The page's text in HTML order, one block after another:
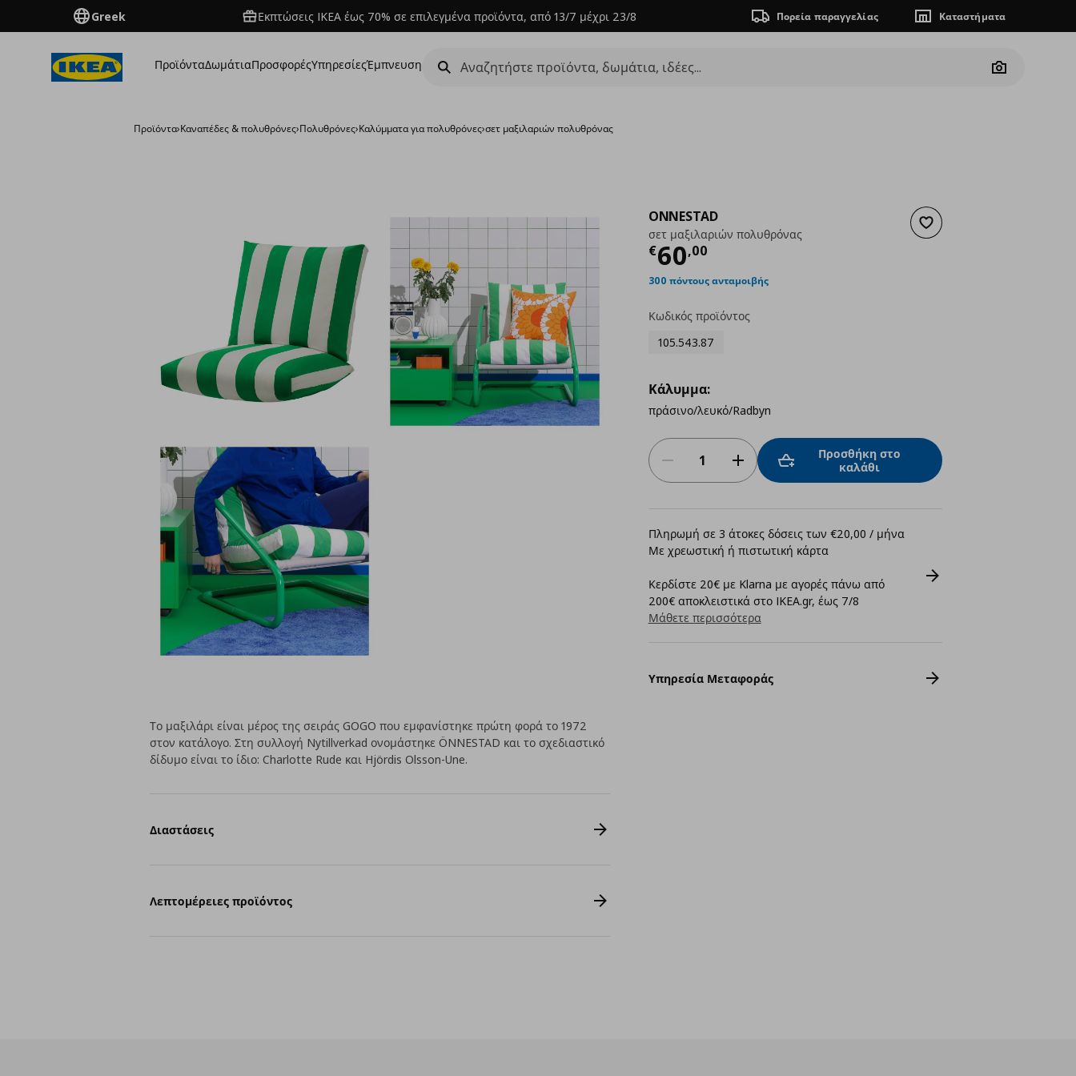
Greek Εκπτώσεις IKEA έως 70% σε επιλεγμένα προϊόντα, από 13/7 μέχρι 23/8 Πορεία παραγγελίας Καταστήματα
ΠροϊόνταΔωμάτιαΠροσφορέςΥπηρεσίεςΈμπνευση
Camera
Προϊόντα›Καναπέδες & πολυθρόνες›Πολυθρόνες›Καλύμματα για πολυθρόνες›σετ μαξιλαριών πολυθρόνας
Προσθήκη στα αγαπημένα
ONNESTAD
σετ μαξιλαριών πολυθρόνας
€60,00
Τρέχουσα τιμή
300 πόντους ανταμοιβής
Κωδικός προϊόντος
105.543.87
Κάλυμμα:
πράσινο/λευκό/Radbyn
Προσθήκη στο
καλάθι
Πληρωμή σε 3 άτοκες δόσεις των €20,00 / μήνα
Με χρεωστική ή πιστωτική κάρτα
Κερδίστε 20€ με Klarna με αγορές πάνω από
200€ αποκλειστικά στο IKEA.gr, έως 7/8
Μάθετε περισσότερα
Υπηρεσία Μεταφοράς
Το μαξιλάρι είναι μέρος της σειράς GOGO που εμφανίστηκε πρώτη φορά το 1972
στον κατάλογο. Στη συλλογή Nytillverkad ονομάστηκε ÖNNESTAD και το σχεδιαστικό
δίδυμο είναι το ίδιο: Charlotte Rude και Hjördis Olsson-Une.
Διαστάσεις
Λεπτομέρειες προϊόντος